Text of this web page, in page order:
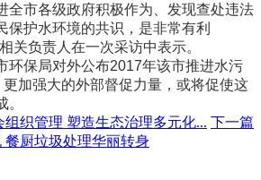
全市各级政府积极作为、发现查处违法
保护水环境的共识，是非常有利
关负责人在一次采访中表示。
保局对外公布2017年该市推进水污
更加强大的外部督促力量，或将促使这
组织管理 塑造生态治理多元化... 下一篇
餐厨垃圾处理华丽转身